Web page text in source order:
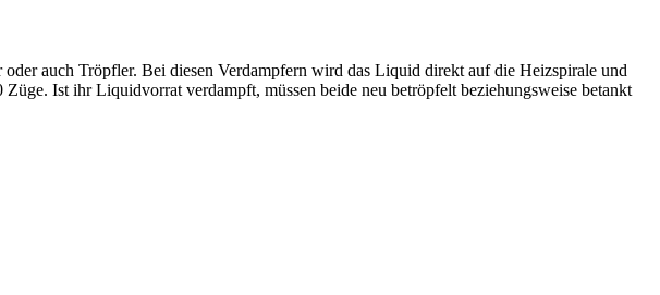
auch Tröpfler. Bei diesen Verdampfern wird das Liquid direkt auf die Heizspirale und
Ist ihr Liquidvorrat verdampft, müssen beide neu betröpfelt beziehungsweise betankt